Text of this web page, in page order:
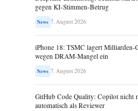
gegen KI-Stimmen-Betrug
News 7. August 2026
iPhone 18: TSMC lagert Milliarden-
wegen DRAM-Mangel ein
News 7. August 2026
GitHub Code Quality: Copilot nicht
automatisch als Reviewer